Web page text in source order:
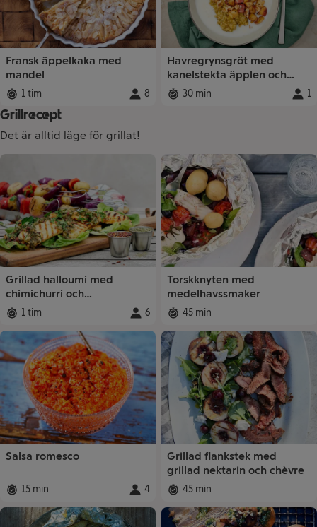
Fransk äppelkaka med
mandel
Total tid
1 tim Portioner:
8
Havregrynsgröt med
kanelstekta äpplen och
valnötter
Total tid:
30 min 1
Grillrecept
Det är alltid läge för grillat!
Recept
Grillad halloumi med
chimichurri och
grönsaksspett
Total tid
1 tim Portioner:
6
Torskknyten med
medelhavssmaker
Total tid:
45 min
Salsa romesco
Total tid:
15 min Portioner:
4
Grillad flankstek med
grillad nektarin och chèvre
Total tid:
45 min